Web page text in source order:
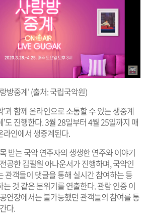
방중계' (출처: 국립국악원)
과 함께 온라인으로 소통할 수 있는 생중계
’도 진행한다. 3월 28일부터 4월 25일까지 매
라인에서 생중계된다.
받는 국악 연주자의 생생한 연주와 이야기
공한 김필원 아나운서가 진행하며, 국악인
관객들이 댓글을 통해 실시간 참여하는 등
것 같은 분위기를 연출한다. 관람 인증 이
연장에서는 불가능했던 관객들의 참여를 통
다.